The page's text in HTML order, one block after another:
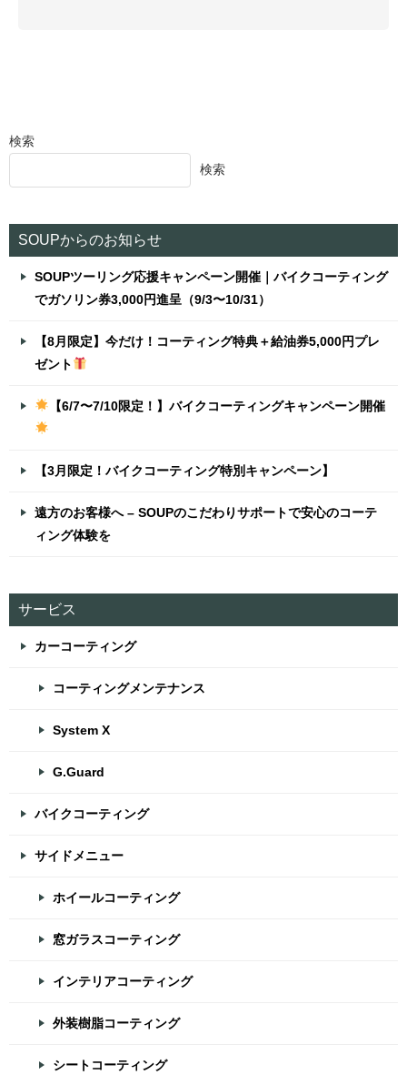
検索
検索
SOUPからのお知らせ
SOUPツーリング応援キャンペーン開催｜バイクコーティング
でガソリン券3,000円進呈（9/3〜10/31）
【8月限定】今だけ！コーティング特典＋給油券5,000円プレ
ゼント
【6/7〜7/10限定！】バイクコーティングキャンペーン開催
【3月限定！バイクコーティング特別キャンペーン】
遠方のお客様へ – SOUPのこだわりサポートで安心のコーテ
ィング体験を
サービス
カーコーティング
コーティングメンテナンス
System X
G.Guard
バイクコーティング
サイドメニュー
ホイールコーティング
窓ガラスコーティング
インテリアコーティング
外装樹脂コーティング
シートコーティング